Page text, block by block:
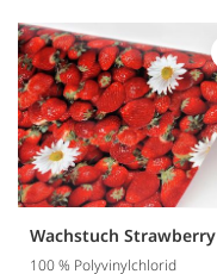
Wachstuch Strawberry
100 % Polyvinylchlorid